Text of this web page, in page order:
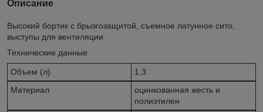
Описание
Высокий бортик с брызгозащитой, съемное латунное сито,
выступы для вентиляции
Технические данные
Объем (л)
1,3
Материал
оцинкованная жесть и
полиэтилен